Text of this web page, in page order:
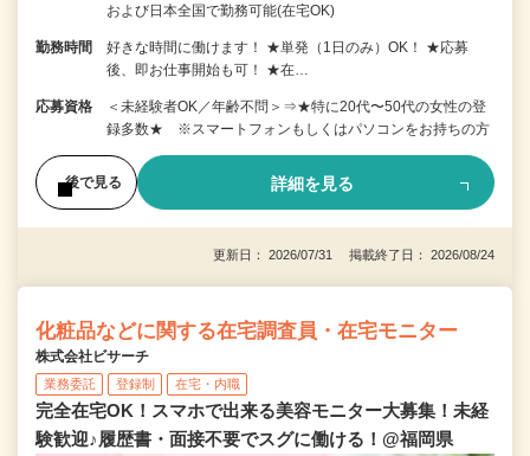
および日本全国で勤務可能(在宅OK)
勤務時間
好きな時間に働けます！ ★単発（1日のみ）OK！ ★応募
後、即お仕事開始も可！ ★在…
応募資格
＜未経験者OK／年齢不問＞⇒★特に20代〜50代の女性の登
録多数★ ※スマートフォンもしくはパソコンをお持ちの方
後で見る 詳細を見る
更新日： 2026/07/31 掲載終了日： 2026/08/24
化粧品などに関する在宅調査員・在宅モニター
株式会社ビサーチ
業務委託 登録制 在宅・内職
完全在宅OK！スマホで出来る美容モニター大募集！未経
験歓迎♪履歴書・面接不要でスグに働ける！@福岡県